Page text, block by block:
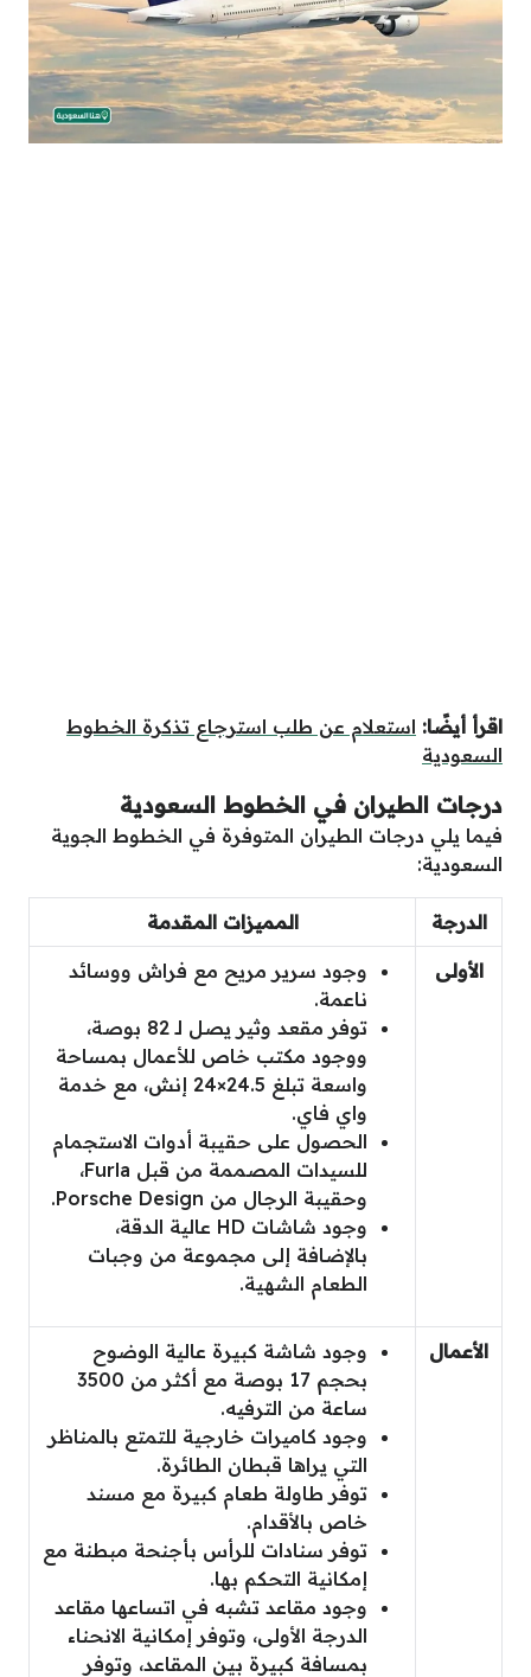
عن طلب استرجاع تذكرة الخطوط
في الخطوط السعودية
الطيران المتوفرة في الخطوط الجوية
المميزات المقدمة
وجود سرير مريح مع فراش ووسائد
توفر مقعد وثير يصل لـ 82 بوصة،
ووجود مكتب خاص للأعمال بمساحة
واسعة تبلغ 24.5×24 إنش، مع خدمة
الحصول على حقيبة أدوات الاستجمام
للسيدات المصممة من قبل Furla،
وحقيبة الرجال من Porsche Design.
وجود شاشات HD عالية الدقة،
بالإضافة إلى مجموعة من وجبات
وجود شاشة كبيرة عالية الوضوح
بحجم 17 بوصة مع أكثر من 3500
ساعة من الترفيه.
وجود كاميرات خارجية للتمتع بالمناظر
التي يراها قبطان الطائرة.
توفر طاولة طعام كبيرة مع مسند
توفر سنادات للرأس بأجنحة مبطنة مع
إمكانية التحكم بها.
وجود مقاعد تشبه في اتساعها مقاعد
الدرجة الأولى، وتوفر إمكانية الانحناء
بمسافة كبيرة بين المقاعد، وتوفر